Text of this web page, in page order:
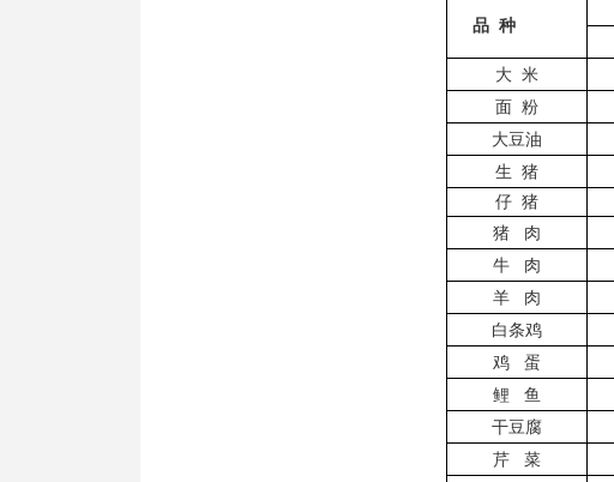
品 种
大 米
面 粉
大豆油
生 猪
仔 猪
猪
肉
牛
肉
羊
肉
白条鸡
鸡
蛋
鲤
鱼
干豆腐
芹
菜